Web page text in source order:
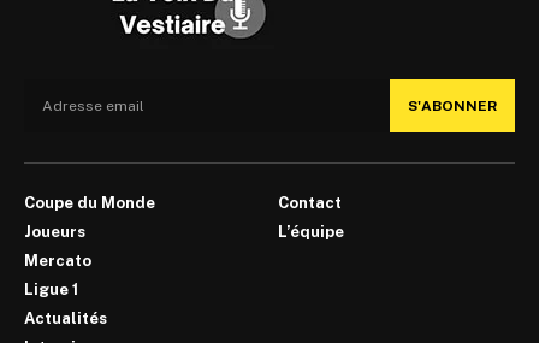
S'ABONNER
Coupe du Monde
Joueurs
Mercato
Ligue 1
Actualités
Contact
L’équipe